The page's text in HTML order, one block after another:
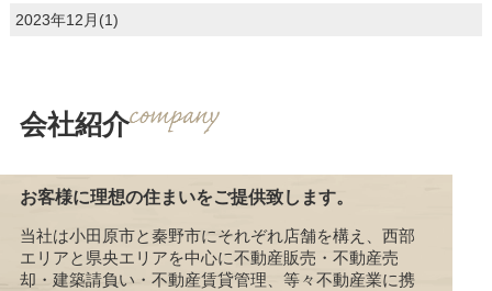
2023年12月(1)
会社紹介
お客様に理想の住まいをご提供致します。
当社は小田原市と秦野市にそれぞれ店舗を構え、西部
エリアと県央エリアを中心に不動産販売・不動産売
却・建築請負い・不動産賃貸管理、等々不動産業に携